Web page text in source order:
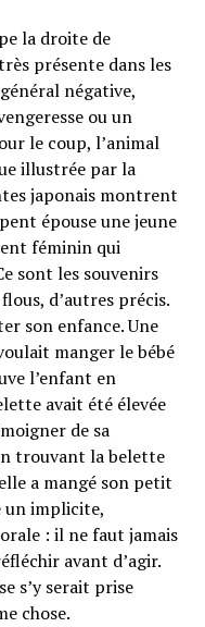
la droite de
présente dans les
négative,
ou un
le coup, l’animal
illustrée par la
japonais montrent
épouse une jeune
féminin qui
sont les souvenirs
d’autres précis.
son enfance. Une
manger le bébé
l’enfant en
avait été élevée
de sa
trouvant la belette
a mangé son petit
un implicite,
: il ne faut jamais
avant d’agir.
s’y serait prise
chose.